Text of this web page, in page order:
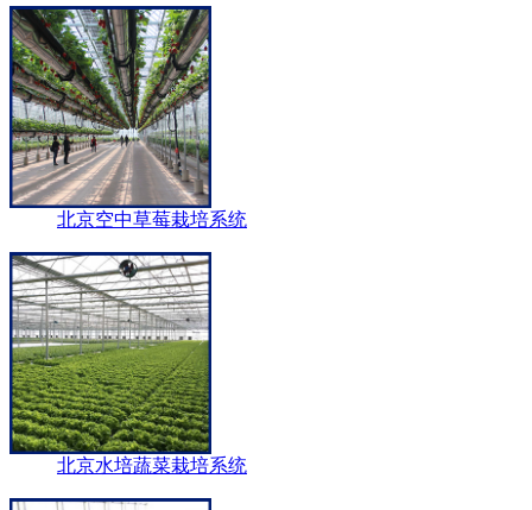
北京空中草莓栽培系统
北京水培蔬菜栽培系统